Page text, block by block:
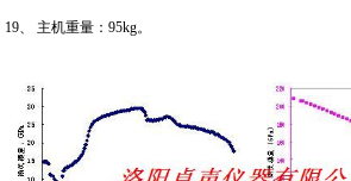
19、 主机重量：95kg。